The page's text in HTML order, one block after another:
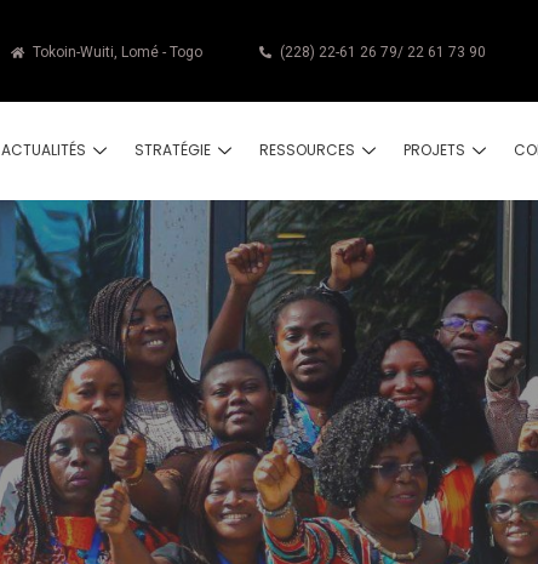
Tokoin-Wuiti, Lomé - Togo (228) 22-61 26 79/ 22 61 73 90
ACTUALITÉS STRATÉGIE RESSOURCES PROJETS